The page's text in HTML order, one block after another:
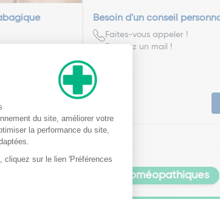
ces quelques
sport, après une
Besoin d'un conseil
Faites-vous appeler !
Envoyez un mail !
Gouttes homéopathiques